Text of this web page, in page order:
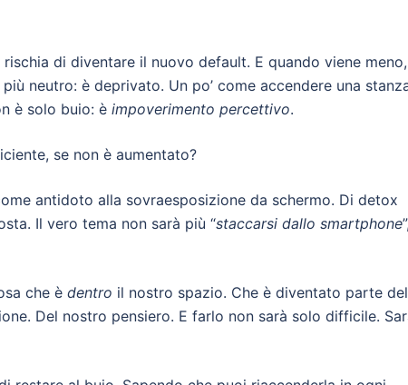
di diventare il nuovo default. E quando viene
più neutro: è deprivato. Un po’ come accendere una
è solo buio: è impoverimento percettivo.
se non è aumentato?
antidoto alla sovraesposizione da schermo. Di detox
Il vero tema non sarà più “staccarsi dallo smartphone”,
che è dentro il nostro spazio. Che è diventato parte del
Del nostro pensiero. E farlo non sarà solo difficile.